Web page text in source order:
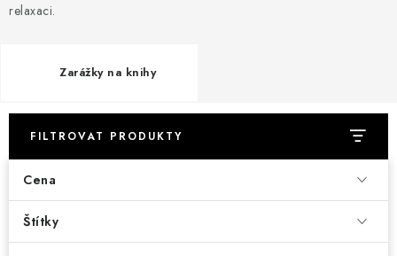
PŘEDSÍŇ
CHOVATELSKÉ POTŘEBY
DOPLŇKY A DEKORACE
ZAHRADA
relaxaci.
Zarážky na knihy
FILTROVAT PRODUKTY
Cena
Štítky